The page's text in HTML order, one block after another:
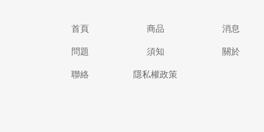
首頁 商品 消息
問題 須知 關於
聯絡 隱私權政策